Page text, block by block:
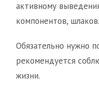
активному
компонентов, шлаков.
Обязательно нужно
рекомендуется
жизни.